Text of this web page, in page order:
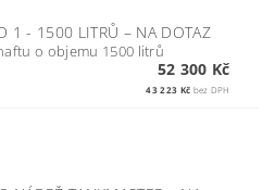
1 - 1500 LITRŮ – NA DOTAZ
o objemu 1500 litrů
52 300 Kč
43 223 Kč bez DPH